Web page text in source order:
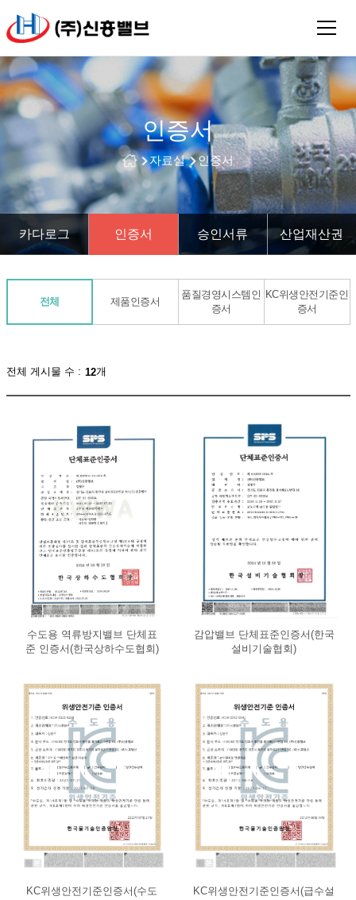
인증서
자료실 인증서
카다로그 인증서 승인서류 산업재산권
전체 제품인증서
품질경영시스템인
증서
KC위생안전기준인
증서
전체 게시물 수 : 12개
수도용 역류방지밸브 단체표
준 인증서(한국상하수도협회)
감압밸브 단체표준인증서(한국
설비기술협회)
KC위생안전기준인증서(수도
KC위생안전기준인증서(급수설